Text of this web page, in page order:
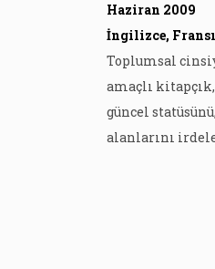
Haziran 2009
İngilizce,
Toplumsal
amaçlı
güncel
alanlarını